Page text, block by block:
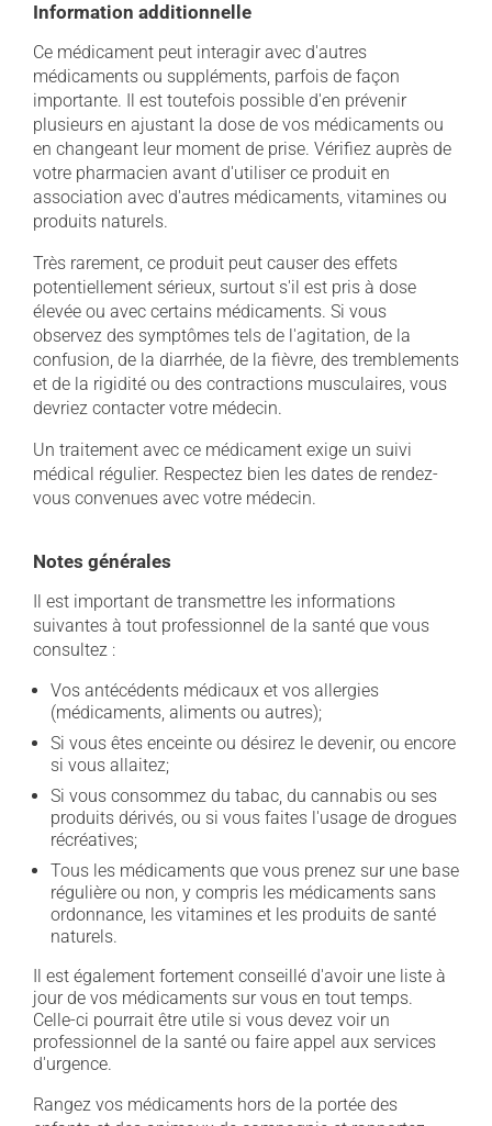
Information additionnelle
Ce médicament peut interagir avec d'autres
médicaments ou suppléments, parfois de façon
importante. Il est toutefois possible d'en prévenir
plusieurs en ajustant la dose de vos médicaments ou
en changeant leur moment de prise. Vérifiez auprès de
votre pharmacien avant d'utiliser ce produit en
association avec d'autres médicaments, vitamines ou
produits naturels.
Très rarement, ce produit peut causer des effets
potentiellement sérieux, surtout s'il est pris à dose
élevée ou avec certains médicaments. Si vous
observez des symptômes tels de l'agitation, de la
confusion, de la diarrhée, de la fièvre, des tremblements
et de la rigidité ou des contractions musculaires, vous
devriez contacter votre médecin.
Un traitement avec ce médicament exige un suivi
médical régulier. Respectez bien les dates de rendez-
vous convenues avec votre médecin.
Notes générales
Il est important de transmettre les informations
suivantes à tout professionnel de la santé que vous
consultez :
Vos antécédents médicaux et vos allergies
(médicaments, aliments ou autres);
Si vous êtes enceinte ou désirez le devenir, ou encore
si vous allaitez;
Si vous consommez du tabac, du cannabis ou ses
produits dérivés, ou si vous faites l'usage de drogues
récréatives;
Tous les médicaments que vous prenez sur une base
régulière ou non, y compris les médicaments sans
ordonnance, les vitamines et les produits de santé
naturels.
Il est également fortement conseillé d'avoir une liste à
jour de vos médicaments sur vous en tout temps.
Celle-ci pourrait être utile si vous devez voir un
professionnel de la santé ou faire appel aux services
d'urgence.
Rangez vos médicaments hors de la portée des